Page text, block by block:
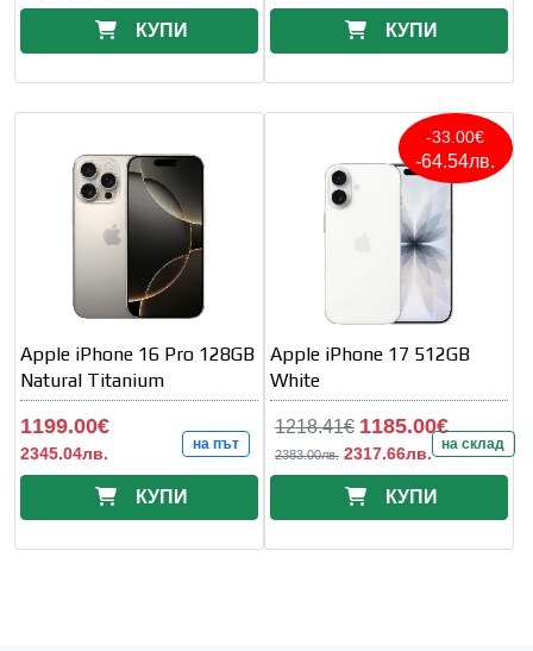
КУПИ КУПИ
Apple iPhone 16 Pro 128GB
Natural Titanium
1199.00€
2345.04лв. на път
КУПИ
-33.00€
-64.54лв.
Apple iPhone 17 512GB
White
1218.41€ 1185.00€
2383.00лв. 2317.66лв. на склад
КУПИ